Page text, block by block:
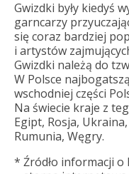
Gwizdki były kiedyś
garncarzy
się coraz bardziej
i artystów
Gwizdki należą do
W Polsce
wschodniej części
Na świecie kraje z
Egipt, Rosja,
Rumunia, Węgry.
* Źródło informacji